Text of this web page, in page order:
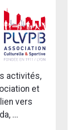
activités,
et
vers
...